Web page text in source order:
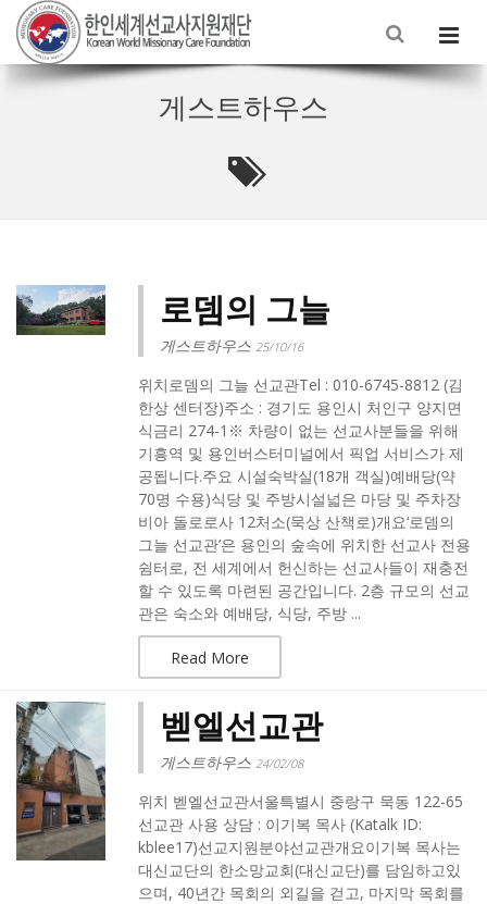
게스트하우스
로뎀의 그늘
게스트하우스 25/10/16
위치로뎀의 그늘 선교관Tel : 010-6745-8812 (김
한상 센터장)주소 : 경기도 용인시 처인구 양지면
식금리 274-1※ 차량이 없는 선교사분들을 위해
기흥역 및 용인버스터미널에서 픽업 서비스가 제
공됩니다.주요 시설숙박실(18개 객실)예배당(약
70명 수용)식당 및 주방시설넓은 마당 및 주차장
비아 돌로로사 12처소(묵상 산책로)개요‘로뎀의
그늘 선교관’은 용인의 숲속에 위치한 선교사 전용
쉼터로, 전 세계에서 헌신하는 선교사들이 재충전
할 수 있도록 마련된 공간입니다. 2층 규모의 선교
관은 숙소와 예배당, 식당, 주방 ...
Read More
벧엘선교관
게스트하우스 24/02/08
위치 벧엘선교관서울특별시 중랑구 묵동 122-65
선교관 사용 상담 : 이기복 목사 (Katalk ID:
kblee17)선교지원분야선교관개요이기복 목사는
대신교단의 한소망교회(대신교단)를 담임하고있
으며, 40년간 목회의 외길을 걷고, 마지막 목회를